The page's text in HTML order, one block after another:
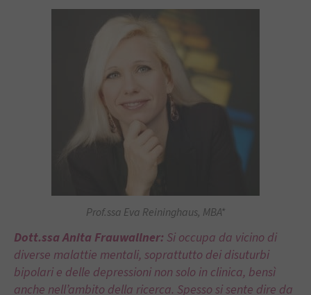
Prof.ssa Eva Reininghaus, MBA*
Dott.ssa Anita Frauwallner: Si occupa da vicino di
diverse malattie mentali, soprattutto dei disuturbi
bipolari e delle depressioni non solo in clinica, bensì
anche nell’ambito della ricerca. Spesso si sente dire da